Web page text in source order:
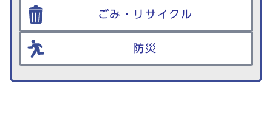
ごみ・リサイクル
防災